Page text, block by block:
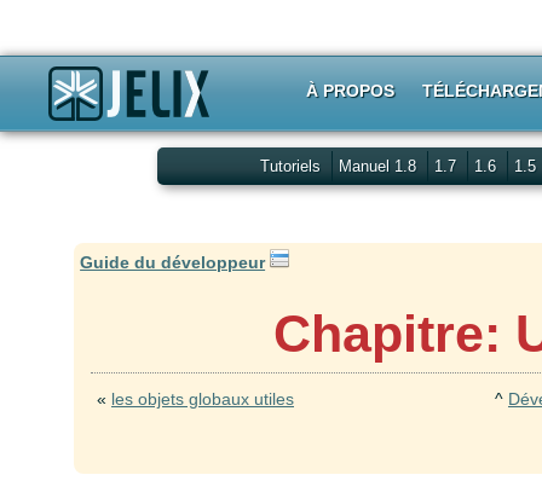
À PROPOS
Tutoriels Manuel 1.8 1.7 1.6 1.5
Guide du développeur
Chapitre:
« les objets globaux utiles ^